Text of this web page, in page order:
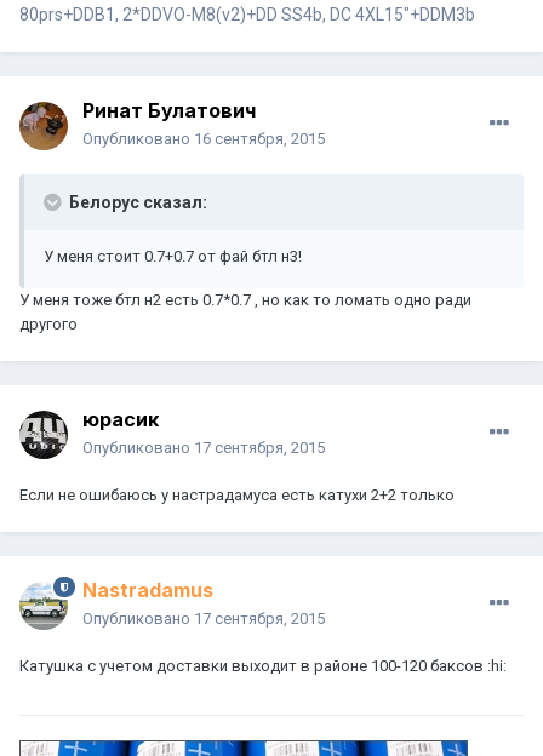
80prs+DDB1, 2*DDVO-M8(v2)+DD SS4b, DC 4XL15"+DDM3b
Ринат Булатович
Опубликовано 16 сентября, 2015
Белорус сказал:
У меня стоит 0.7+0.7 от фай бтл н3!
У меня тоже бтл н2 есть 0.7*0.7 , но как то ломать одно ради
другого
юрасик
Опубликовано 17 сентября, 2015
Если не ошибаюсь у настрадамуса есть катухи 2+2 только
Nastradamus
Опубликовано 17 сентября, 2015
Катушка с учетом доставки выходит в районе 100-120 баксов :hi: